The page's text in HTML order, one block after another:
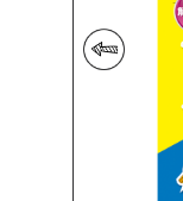
前の画像